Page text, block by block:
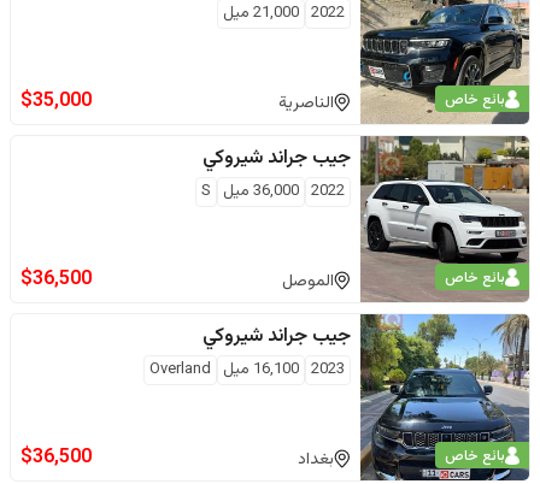
بائع خاص
2022
21,000 ميل
الناصرية $35,000
بائع خاص
جيب جراند شيروكي
2022
36,000 ميل S
الموصل $36,500
بائع خاص
جيب جراند شيروكي
2023
16,100 ميل Overland
بغداد $36,500